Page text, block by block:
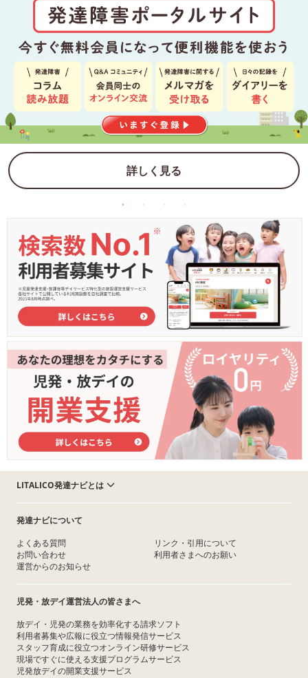
詳しく見る
LITALICO発達ナビとは
発達ナビについて
よくある質問
お問い合わせ
運営からのお知らせ
リンク・引用について
利用者さまへのお願い
児発・放デイ運営法人の皆さまへ
放デイ・児発の業務を効率化する請求ソフト
利用者募集や広報に役立つ情報発信サービス
スタッフ育成に役立つオンライン研修サービス
現場ですぐに使える支援プログラムサービス
児発放デイの開業支援サービス